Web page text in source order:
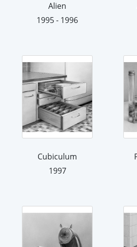
Alien
1995 - 1996
Cubiculum
1997